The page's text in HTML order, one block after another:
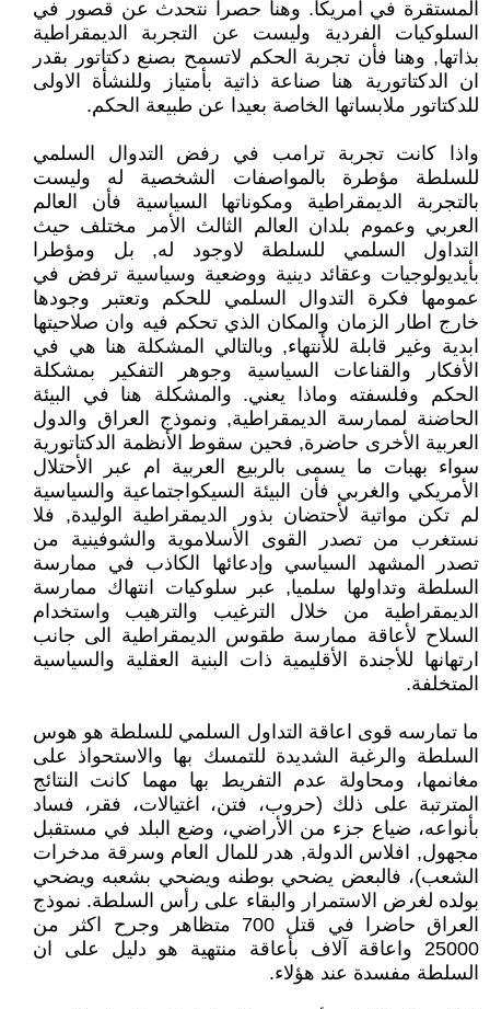
المستقرة في امريكا. وهنا حصرا نتحدث عن قصور في
السلوكيات الفردية وليست عن التجربة الديمقراطية
بذاتها, وهنا فأن تجربة الحكم لاتسمح بصنع دكتاتور بقدر
ان الدكتاتورية هنا صناعة ذاتية بأمتياز وللنشأة الاولى
للدكتاتور ملابساتها الخاصة بعيدا عن طبيعة الحكم.
واذا كانت تجربة ترامب في رفض التدوال السلمي
للسلطة مؤطرة بالمواصفات الشخصية له وليست
بالتجربة الديمقراطية ومكوناتها السياسية فأن العالم
العربي وعموم بلدان العالم الثالث الأمر مختلف حيث
التداول السلمي للسلطة لاوجود له, بل ومؤطرا
بأيديولوجيات وعقائد دينية ووضعية وسياسية ترفض في
عمومها فكرة التدوال السلمي للحكم وتعتبر وجودها
خارج اطار الزمان والمكان الذي تحكم فيه وان صلاحيتها
ابدية وغير قابلة للأنتهاء, وبالتالي المشكلة هنا هي في
الأفكار والقناعات السياسية وجوهر التفكير بمشكلة
الحكم وفلسفته وماذا يعني. والمشكلة هنا في البيئة
الحاضنة لممارسة الديمقراطية, ونموذج العراق والدول
العربية الأخرى حاضرة, فحين سقوط الأنظمة الدكتاتورية
سواء بهبات ما يسمى بالربيع العربية ام عبر الأحتلال
الأمريكي والغربي فأن البيئة السيكواجتماعية والسياسية
لم تكن مواتية لأحتضان بذور الديمقراطية الوليدة, فلا
نستغرب من تصدر القوى الأسلاموية والشوفينية من
تصدر المشهد السياسي وإدعائها الكاذب في ممارسة
السلطة وتداولها سلميا, عبر سلوكيات انتهاك ممارسة
الديمقراطية من خلال الترغيب والترهيب واستخدام
السلاح لأعاقة ممارسة طقوس الديمقراطية الى جانب
ارتهانها للأجندة الأقليمية ذات البنية العقلية والسياسية
المتخلفة.
ما تمارسه قوى اعاقة التداول السلمي للسلطة هو هوس
السلطة والرغبة الشديدة للتمسك بها والاستحواذ على
مغانمها، ومحاولة عدم التفريط بها مهما كانت النتائج
المترتبة على ذلك (حروب، فتن، اغتيالات، فقر، فساد
بأنواعه، ضياع جزء من الأراضي، وضع البلد في مستقبل
مجهول, افلاس الدولة, هدر للمال العام وسرقة مدخرات
الشعب)، فالبعض يضحي بوطنه ويضحي بشعبه ويضحي
بولده لغرض الاستمرار والبقاء على رأس السلطة. نموذج
العراق حاضرا في قتل 700 متظاهر وجرح اكثر من
25000 واعاقة آلاف بأعاقة منتهية هو دليل على ان
السلطة مفسدة عند هؤلاء.